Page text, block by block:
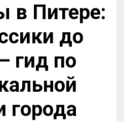
в Питере:
до
гид по
города